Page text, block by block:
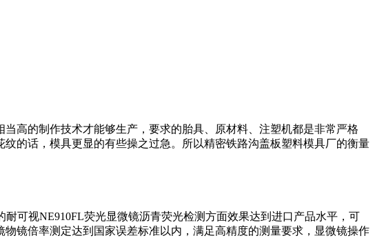
高的制作技术才能够生产，要求的胎具、原材料、注塑机都是非常严格
的话，模具更显的有些操之过急。所以精密铁路沟盖板塑料模具厂的衡量
可视NE910FL荧光显微镜沥青荧光检测方面效果达到进口产品水平，可
镜倍率测定达到国家误差标准以内，满足高精度的测量要求，显微镜操作